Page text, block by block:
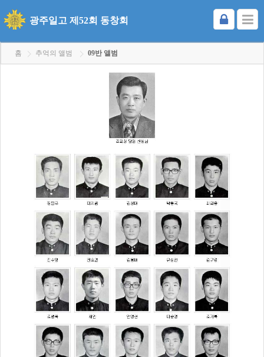
광주일고 제52회 동창회
홈 추억의 앨범 09반 앨범